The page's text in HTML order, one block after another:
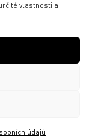
vlastnosti a
údajů